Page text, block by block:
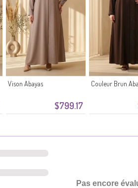
$799.17
Vison Abayas Couleur Brun
Pas encore